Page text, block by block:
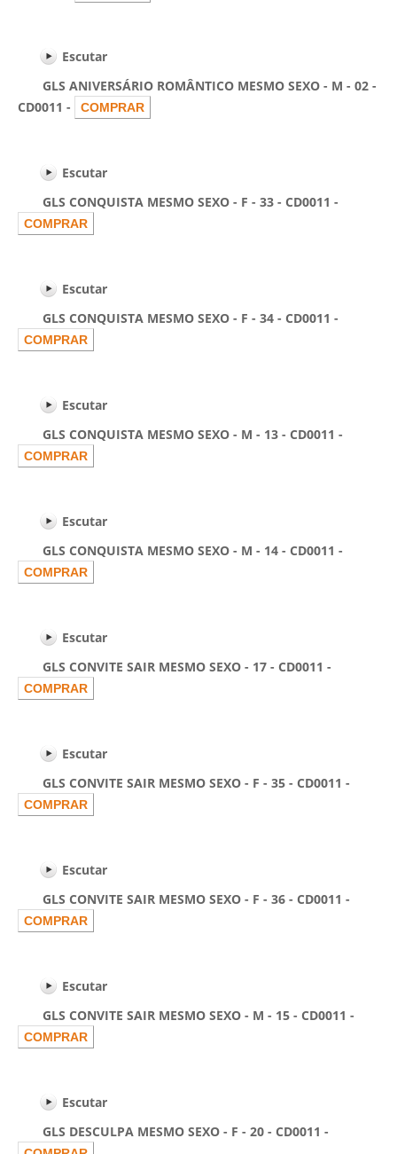
Escutar
GLS ANIVERSÁRIO ROMÂNTICO MESMO SEXO - M - 02 -
CD0011 -
Escutar
GLS CONQUISTA MESMO SEXO - F - 33 - CD0011 -
Escutar
GLS CONQUISTA MESMO SEXO - F - 34 - CD0011 -
Escutar
GLS CONQUISTA MESMO SEXO - M - 13 - CD0011 -
Escutar
GLS CONQUISTA MESMO SEXO - M - 14 - CD0011 -
Escutar
GLS CONVITE SAIR MESMO SEXO - 17 - CD0011 -
Escutar
GLS CONVITE SAIR MESMO SEXO - F - 35 - CD0011 -
Escutar
GLS CONVITE SAIR MESMO SEXO - F - 36 - CD0011 -
Escutar
GLS CONVITE SAIR MESMO SEXO - M - 15 - CD0011 -
Escutar
GLS DESCULPA MESMO SEXO - F - 20 - CD0011 -